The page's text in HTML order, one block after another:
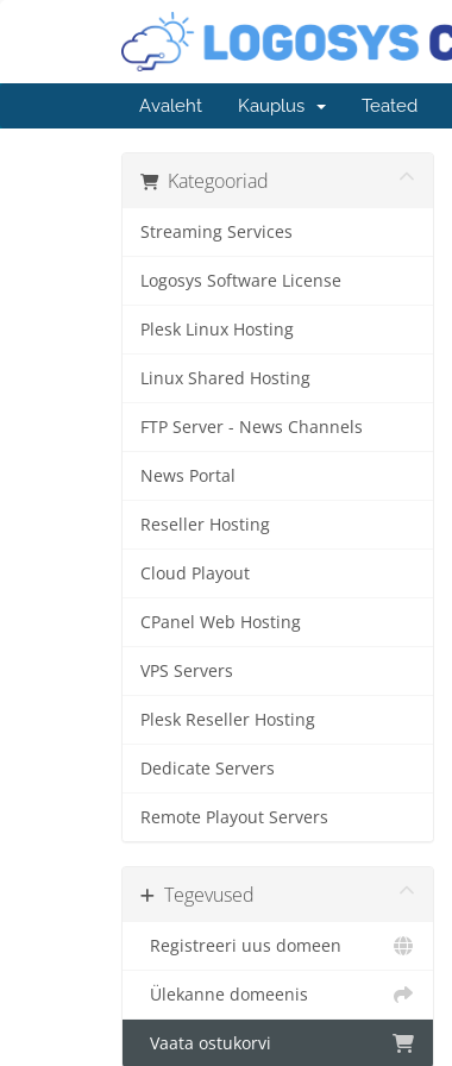
Avaleht Kauplus Teated
Kategooriad
Streaming Services
Logosys Software License
Plesk Linux Hosting
Linux Shared Hosting
FTP Server - News Channels
News Portal
Reseller Hosting
Cloud Playout
CPanel Web Hosting
VPS Servers
Plesk Reseller Hosting
Dedicate Servers
Remote Playout Servers
Tegevused
Registreeri uus domeen
Ülekanne domeenis
Vaata ostukorvi